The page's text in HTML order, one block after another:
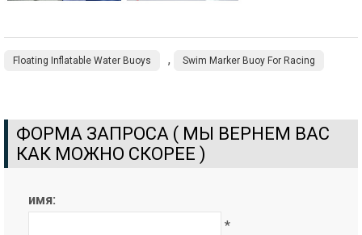
Floating Inflatable Water Buoys , Swim Marker Buoy For Racing
ФОРМА ЗАПРОСА ( МЫ ВЕРНЕМ ВАС
КАК МОЖНО СКОРЕЕ )
имя:
*